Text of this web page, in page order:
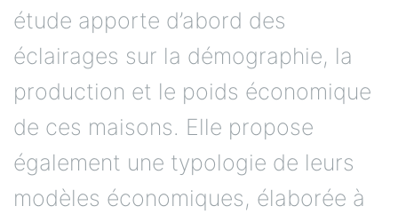
étude apporte d’abord des
éclairages sur la démographie, la
production et le poids économique
de ces maisons. Elle propose
également une typologie de leurs
modèles économiques, élaborée à